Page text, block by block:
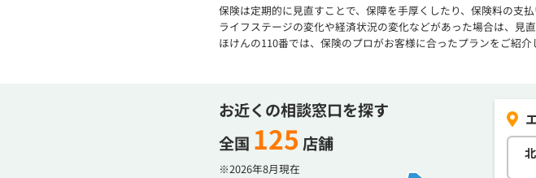
保険は定期的に見直すことで、保障を手厚くしたり、保険料の支
ライフステージの変化や経済状況の変化などがあった場合は、見直
ほけんの110番では、保険のプロがお客様に合ったプランをご紹
お近くの相談窓口を探す
全国 125 店舗
※2026年8月現在